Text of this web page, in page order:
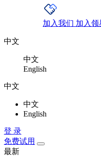
加入我们 加入
中文
中文
English
中文
中文
English
登 录
免费试用
最新